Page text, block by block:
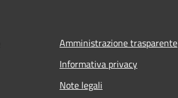
Amministrazione trasparente
Informativa privacy
Note legali